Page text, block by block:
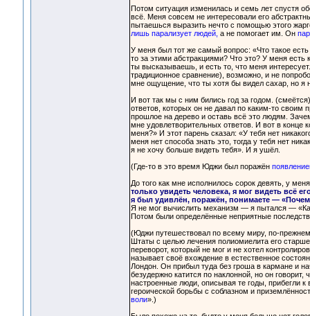
Потом ситуация изменилась и семь лет спустя
всё. Меня совсем не интересовали его
пытаешься выразить нечто с помощью этого
лишь парализует людей, а не помогает им. Он
У меня был тот же самый вопрос: «Что такое
то за этими абстракциями? Что это? У меня
ты высказываешь, и есть то, что меня
традиционное сравнение), возможно, и не
мне ощущение, что ты хотя бы видел сахар, но я
И вот так мы с ним бились год за годом.
ответов, которых он не давал по каким-то
прошлое на дерево и оставь всё это людям.
мне удовлетворительных ответов. И вот в конце
меня?» И этот парень сказал: «У тебя нет
меня нет способа знать это, тогда у тебя нет
я не хочу больше видеть тебя». И я ушёл.
(Где-то в это время Юджи был поражён
До того как мне исполнилось сорок девять, у
только увидеть человека, я мог видеть всё
я был удивлён, поражён, понимаете —
Я не мог вычислить механизм — я пытался —
Потом были определённые неприятные
(Юджи путешествовал по всему миру, по-
Штаты с целью лечения полиомиелита его
переворот, который не мог и не хотел
называет своё вхождение в естественное
Лондон. Он прибыл туда без гроша в кармане и
безудержно катится по наклонной, но он
настроенные люди, описывая те годы, прибегли
героической борьбы с соблазном и
воли».)